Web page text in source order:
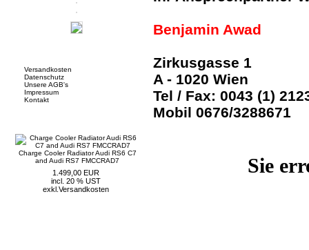
Versandkosten
Datenschutz
Unsere AGB's
Impressum
Kontakt
Charge Cooler Radiator Audi RS6 C7
and Audi RS7 FMCCRAD7
1.499,00 EUR
incl. 20 % UST
exkl. Versandkosten
Benjamin Awad
Zirkusgasse 1
A - 1020 Wien
Tel / Fax: 0043 (1)
Mobil 0676/3288671
Sie